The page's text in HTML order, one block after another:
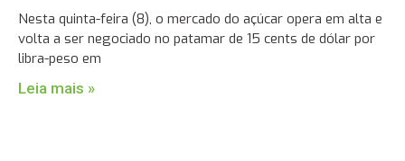
Nesta quinta-feira (8), o mercado do açúcar opera em alta e
volta a ser negociado no patamar de 15 cents de dólar por
libra-peso em
Leia mais »